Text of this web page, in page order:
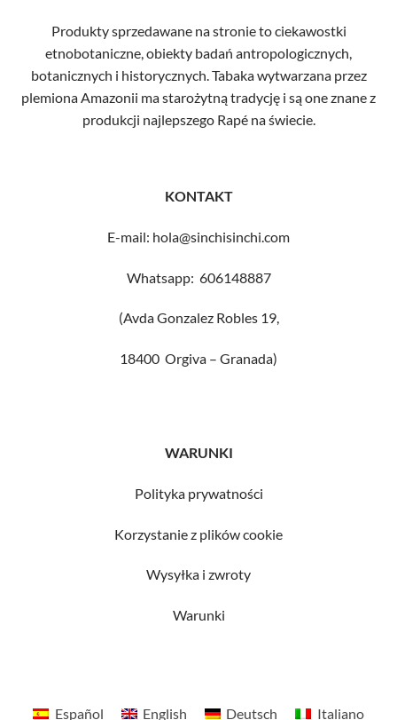
Produkty sprzedawane na stronie to ciekawostki
etnobotaniczne, obiekty badań antropologicznych,
botanicznych i historycznych. Tabaka wytwarzana przez
plemiona Amazonii ma starożytną tradycję i są one znane z
produkcji najlepszego Rapé na świecie.
KONTAKT
E-mail: hola@sinchisinchi.com
Whatsapp: 606148887
(Avda Gonzalez Robles 19,
18400 Orgiva – Granada)
WARUNKI
Polityka prywatności
Korzystanie z plików cookie
Wysyłka i zwroty
Warunki
Español English Deutsch Italiano